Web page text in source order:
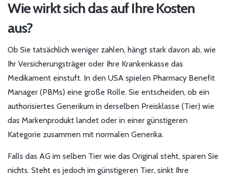
Wie wirkt sich das auf Ihre Kosten
aus?
Ob Sie tatsächlich weniger zahlen, hängt stark davon ab, wie
Ihr Versicherungsträger oder Ihre Krankenkasse das
Medikament einstuft. In den USA spielen Pharmacy Benefit
Manager (PBMs) eine große Rolle. Sie entscheiden, ob ein
authorisiertes Generikum in derselben Preisklasse (Tier) wie
das Markenprodukt landet oder in einer günstigeren
Kategorie zusammen mit normalen Generika.
Falls das AG im selben Tier wie das Original steht, sparen Sie
nichts. Steht es jedoch im günstigeren Tier, sinkt Ihre